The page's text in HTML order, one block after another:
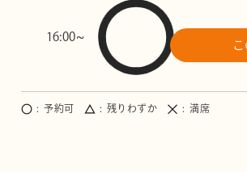
16:00~
予約可 残りわずか 満席